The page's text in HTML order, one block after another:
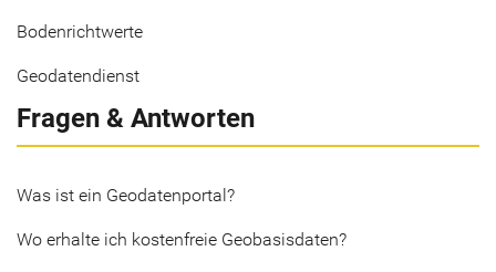
Bodenrichtwerte
Geodatendienst
Fragen & Antworten
Was ist ein Geodatenportal?
Wo erhalte ich kostenfreie Geobasisdaten?